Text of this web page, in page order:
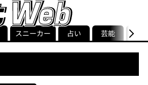
smart最新号
記事一覧ランキング
ストリ
スニーカー 占い 芸能 グル